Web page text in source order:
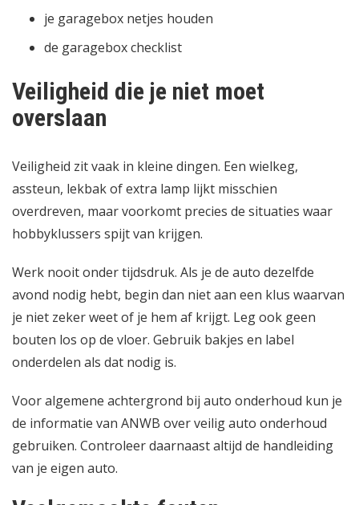
je garagebox netjes houden
de garagebox checklist
Veiligheid die je niet moet
overslaan
Veiligheid zit vaak in kleine dingen. Een wielkeg,
assteun, lekbak of extra lamp lijkt misschien
overdreven, maar voorkomt precies de situaties waar
hobbyklussers spijt van krijgen.
Werk nooit onder tijdsdruk. Als je de auto dezelfde
avond nodig hebt, begin dan niet aan een klus waarvan
je niet zeker weet of je hem af krijgt. Leg ook geen
bouten los op de vloer. Gebruik bakjes en label
onderdelen als dat nodig is.
Voor algemene achtergrond bij auto onderhoud kun je
de informatie van ANWB over veilig auto onderhoud
gebruiken. Controleer daarnaast altijd de handleiding
van je eigen auto.